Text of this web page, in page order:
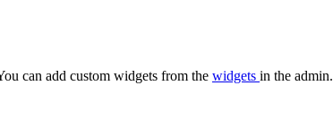
can add custom widgets from the widgets in the admin.